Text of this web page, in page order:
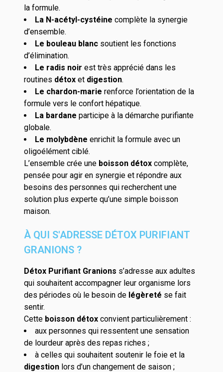
la formule.
La N-acétyl-cystéine complète la synergie
d’ensemble.
Le bouleau blanc soutient les fonctions
d’élimination.
Le radis noir est très apprécié dans les
routines détox et digestion.
Le chardon-marie renforce l’orientation de la
formule vers le confort hépatique.
La bardane participe à la démarche purifiante
globale.
Le molybdène enrichit la formule avec un
oligoélément ciblé.
L’ensemble crée une boisson détox complète,
pensée pour agir en synergie et répondre aux
besoins des personnes qui recherchent une
solution plus experte qu’une simple boisson
maison.
À QUI S'ADRESSE DÉTOX PURIFIANT
GRANIONS ?
Détox Purifiant Granions s’adresse aux adultes
qui souhaitent accompagner leur organisme lors
des périodes où le besoin de légèreté se fait
sentir.
Cette boisson détox convient particulièrement :
aux personnes qui ressentent une sensation
de lourdeur après des repas riches ;
à celles qui souhaitent soutenir le foie et la
digestion lors d’un changement de saison ;